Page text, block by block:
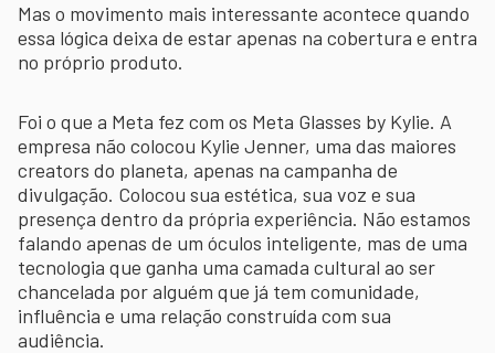
Mas o movimento mais interessante acontece quando
essa lógica deixa de estar apenas na cobertura e entra
no próprio produto.
Foi o que a Meta fez com os Meta Glasses by Kylie. A
empresa não colocou Kylie Jenner, uma das maiores
creators do planeta, apenas na campanha de
divulgação. Colocou sua estética, sua voz e sua
presença dentro da própria experiência. Não estamos
falando apenas de um óculos inteligente, mas de uma
tecnologia que ganha uma camada cultural ao ser
chancelada por alguém que já tem comunidade,
influência e uma relação construída com sua
audiência.